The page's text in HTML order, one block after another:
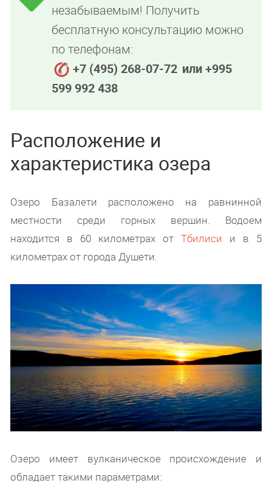
незабываемым! Получить
бесплатную консультацию можно
по телефонам:
+7 (495) 268-07-72 или +995
599 992 438
Расположение и
характеристика озера
Озеро Базалети расположено на равнинной
местности среди горных вершин. Водоем
находится в 60 километрах от Тбилиси и в 5
километрах от города Душети.
Озеро имеет вулканическое происхождение и
обладает такими параметрами: